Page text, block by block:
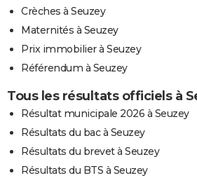
Crèches à Seuzey
Maternités à Seuzey
Prix immobilier à Seuzey
Référendum à Seuzey
Tous les résultats officiels à
Résultat municipale 2026 à Seuzey
Résultats du bac à Seuzey
Résultats du brevet à Seuzey
Résultats du BTS à Seuzey